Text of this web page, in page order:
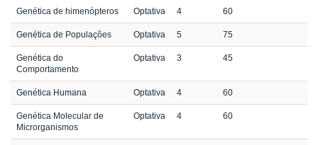
Genética de himenópteros Optativa 4 60
Genética de Populações Optativa 5 75
Genética do
Comportamento
Optativa 3 45
Genética Humana Optativa 4 60
Genética Molecular de
Microrganismos
Optativa 4 60